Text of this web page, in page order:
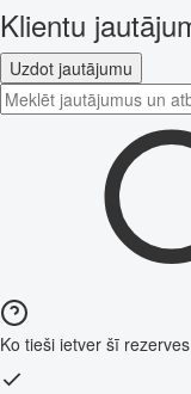
Klientu
Uzdot jautājumu
Ko tieši ietver šī